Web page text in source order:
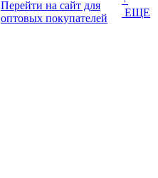
Перейти на сайт для
оптовых покупателей
ЕЩЕ